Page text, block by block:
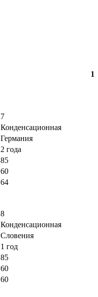
1
7
Конденсационная
Германия
2 года
85
60
64
8
Конденсационная
Словения
1 год
85
60
60